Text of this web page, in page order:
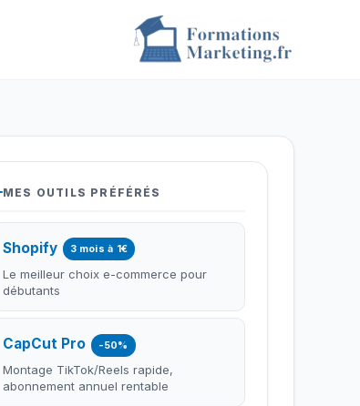
MES OUTILS PRÉFÉRÉS
Shopify 3 mois à 1€
Le meilleur choix e-commerce pour
débutants
CapCut Pro -50%
Montage TikTok/Reels rapide,
abonnement annuel rentable